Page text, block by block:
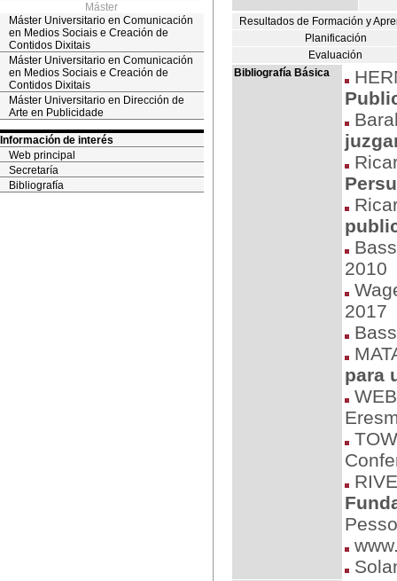
Máster
Máster Universitario en Comunicación
en Medios Sociais e Creación de
Contidos Dixitais
Máster Universitario en Comunicación
en Medios Sociais e Creación de
Contidos Dixitais
Máster Universitario en Dirección de
Arte en Publicidade
Información de interés
Web principal
Secretaría
Bibliografía
Resultados de Formación y
Planificación
Evaluación
Bibliografía Básica
2010
2017
para